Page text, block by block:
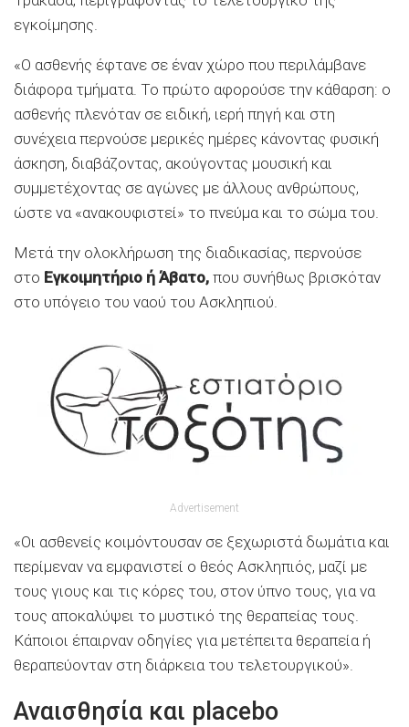
εγκοίμησης.
«Ο ασθενής έφτανε σε έναν χώρο που περιλάμβανε
διάφορα τμήματα. Το πρώτο αφορούσε την κάθαρση: ο
ασθενής πλενόταν σε ειδική, ιερή πηγή και στη
συνέχεια περνούσε μερικές ημέρες κάνοντας φυσική
άσκηση, διαβάζοντας, ακούγοντας μουσική και
συμμετέχοντας σε αγώνες με άλλους ανθρώπους,
ώστε να «ανακουφιστεί» το πνεύμα και το σώμα του.
Μετά την ολοκλήρωση της διαδικασίας, περνούσε
στο Εγκοιμητήριο ή Άβατο, που συνήθως βρισκόταν
στο υπόγειο του ναού του Ασκληπιού.
Advertisement
«Οι ασθενείς κοιμόντουσαν σε ξεχωριστά δωμάτια και
περίμεναν να εμφανιστεί ο θεός Ασκληπιός, μαζί με
τους γιους και τις κόρες του, στον ύπνο τους, για να
τους αποκαλύψει το μυστικό της θεραπείας τους.
Κάποιοι έπαιρναν οδηγίες για μετέπειτα θεραπεία ή
θεραπεύονταν στη διάρκεια του τελετουργικού».
Αναισθησία και placebo